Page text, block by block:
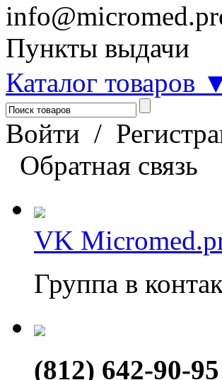
Пункты выдачи
Каталог товаров
Войти /
Обратная связь
VK
Группа в
(812) 642-90-95